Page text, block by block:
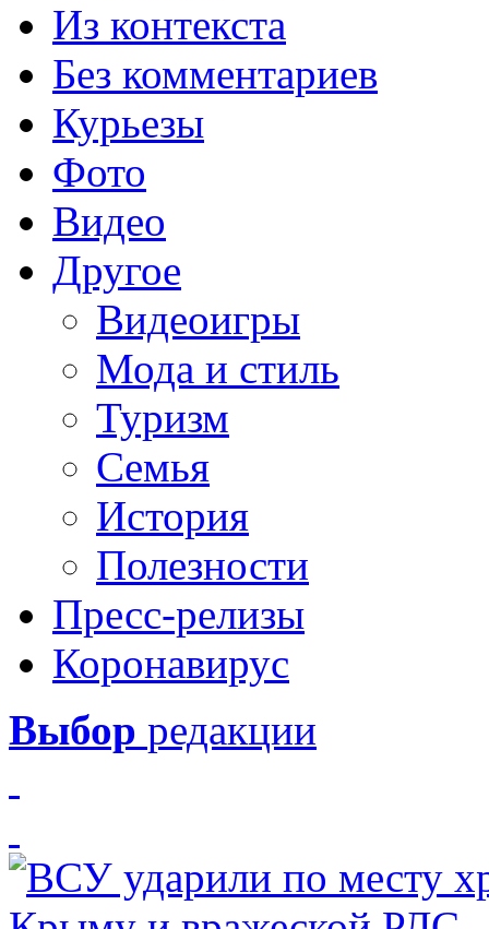
Из контекста
Без комментариев
Курьезы
Фото
Видео
Другое
Видеоигры
Мода и стиль
Туризм
Семья
История
Полезности
Пресс-релизы
Коронавирус
Выбор редакции